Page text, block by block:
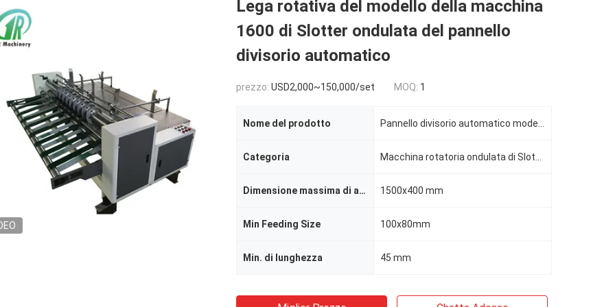
Lega rotativa del modello della macchina
1600 di Slotter ondulata del pannello
divisorio automatico
prezzo: USD2,000~150,000/set MOQ: 1
Nome del prodotto
Categoria
Dimensione massima di alimentazione 1500x400 mm
Min Feeding Size 100x80mm
Min. di lunghezza 45 mm